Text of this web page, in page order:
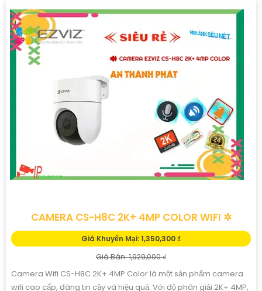
CAMERA WIFI EZVIZ CS-H8C-R200-1K3EKFL
Giá Khuyến Mại: 1,600,000 ₫
Giá Bán: 1,800,000 ₫
Camera IP Wifi CS-H8c-R200-1K3EKFL là lựa chọn lý tưởng với độ
phân giải lên đến 4.0 megapixel, cho hình ảnh sắc nét. Với khả